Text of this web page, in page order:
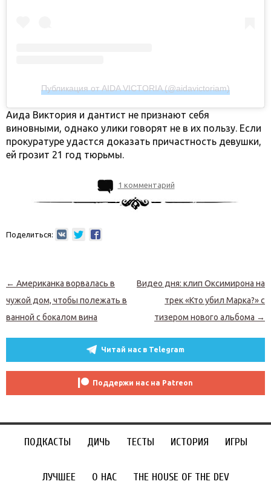
Публикация от AIDA VICTORIA (@aidavictoriam)
Аида Виктория и дантист не признают себя
виновными, однако улики говорят не в их пользу. Если
прокуратуре удастся доказать причастность девушки,
ей грозит 21 год тюрьмы.
1 комментарий
Поделиться:
Навигация по записям
← Американка ворвалась в
чужой дом, чтобы полежать в
ванной с бокалом вина
Видео дня: клип Оксимирона на
трек «Кто убил Марка?» с
тизером нового альбома →
Читай нас в Telegram
Поддержи нас на Patreon
ПОДКАСТЫ ДИЧЬ ТЕСТЫ ИСТОРИЯ ИГРЫ
ЛУЧШЕЕ О НАС THE HOUSE OF THE DEV